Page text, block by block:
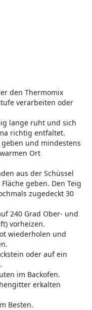
den Thermomix
verarbeiten oder
lange ruht und sich
richtig entfaltet.
und mindestens
Ort
aus der Schüssel
geben. Den Teig
zugedeckt 30
240 Grad Ober- und
vorheizen.
wiederholen und
oder auf ein
im Backofen.
erkalten
Besten.